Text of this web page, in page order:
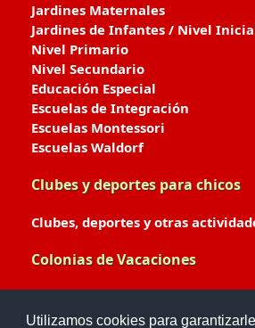
Utilizamos cookies para
Jardines Maternales
Jardines de Infantes / Nivel
Nivel Primario
Nivel Secundario
Educación Especial
Escuelas de Integración
Escuelas Montessori
Escuelas Waldorf
Clubes y deportes para chicos
Clubes, deportes y otras
Colonias de Vacaciones